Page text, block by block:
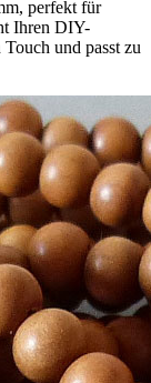
perfekt für
Ihren DIY-
und passt zu